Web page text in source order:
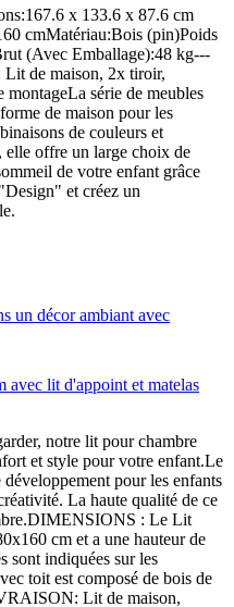
x 133.6 x 87.6 cm
cmMatériau:Bois (pin)Poids
(Avec Emballage):48 kg---
de maison, 2x tiroir,
série de meubles
de maison pour les
de couleurs et
offre un large choix de
de votre enfant grâce
et créez un
avec lit d'appoint et matelas
notre lit pour chambre
et style pour votre enfant.Le
pour les enfants
La haute qualité de ce
: Le Lit
cm et a une hauteur de
sont indiquées sur les
toit est composé de bois de
Lit de maison,